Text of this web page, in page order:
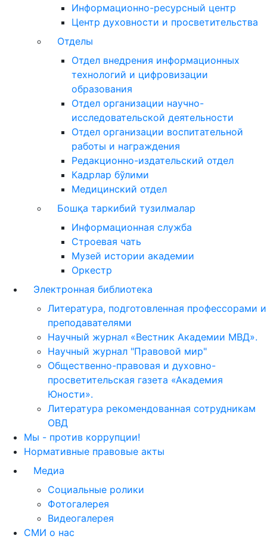
Информационно-ресурсный центр
Центр духовности и просветительства
Отделы
Отдел внедрения информационных
технологий и цифровизации
образования
Отдел организации научно-
исследовательской деятельности
Отдел организации воспитательной
работы и награждения
Редакционно-издательский отдел
Кадрлар бўлими
Медицинский отдел
Бошқа таркибий тузилмалар
Информационная служба
Строевая чать
Музей истории академии
Оркестр
Электронная библиотека
Литература, подготовленная профессорами и
преподавателями
Научный журнал «Вестник Академии МВД».
Научный журнал "Правовой мир"
Общественно-правовая и духовно-
просветительская газета «Академия
Юности».
Литература рекомендованная сотрудникам
ОВД
Мы - против коррупции!
Нормативные правовые акты
Медиа
Социальные ролики
Фотогалерея
Видеогалерея
СМИ о нас